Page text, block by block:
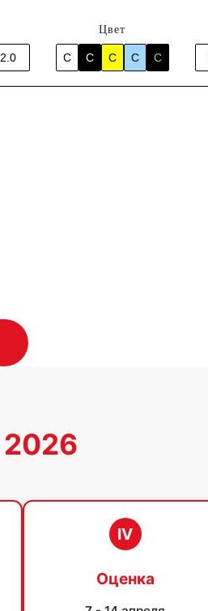
2.0
Цвет
C C C C C
2026
IV
Оценка